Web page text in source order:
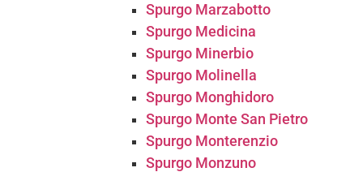
Spurgo Marzabotto
Spurgo Medicina
Spurgo Minerbio
Spurgo Molinella
Spurgo Monghidoro
Spurgo Monte San Pietro
Spurgo Monterenzio
Spurgo Monzuno